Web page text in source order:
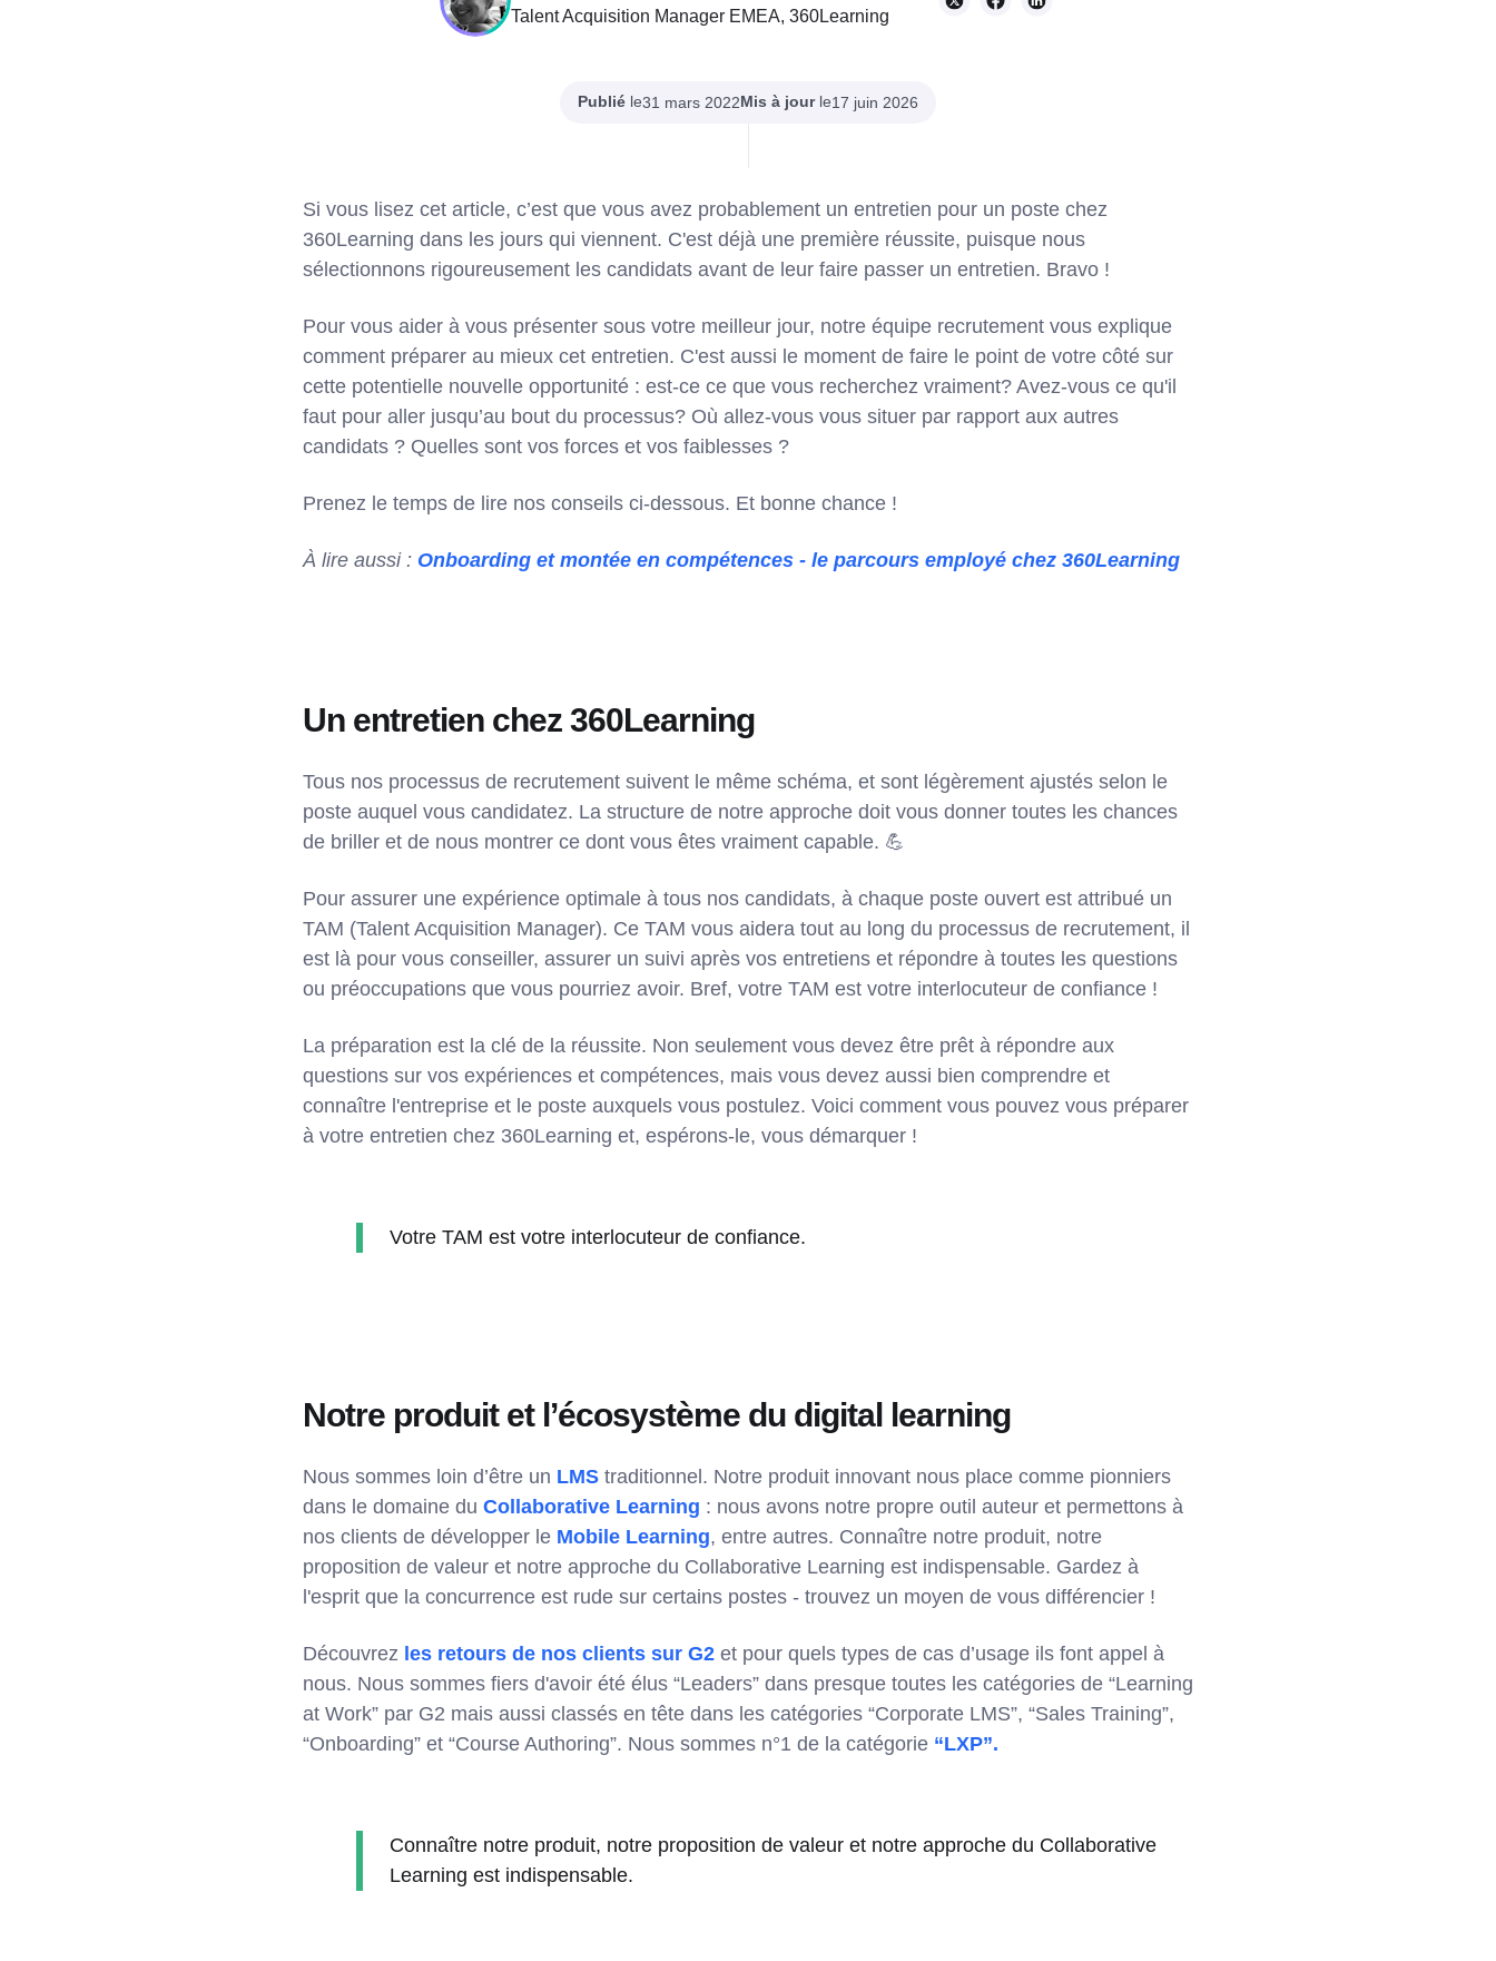
Talent Acquisition Manager EMEA, 360Learning
Publié le31 mars 2022Mis à jourle17 juin 2026
Si vous lisez cet article, c’est que vous avez probablement un entretien pour un poste chez
360Learning dans les jours qui viennent. C'est déjà une première réussite, puisque nous
sélectionnons rigoureusement les candidats avant de leur faire passer un entretien. Bravo !
Pour vous aider à vous présenter sous votre meilleur jour, notre équipe recrutement vous explique
comment préparer au mieux cet entretien. C'est aussi le moment de faire le point de votre côté sur
cette potentielle nouvelle opportunité : est-ce ce que vous recherchez vraiment? Avez-vous ce qu'il
faut pour aller jusqu’au bout du processus? Où allez-vous vous situer par rapport aux autres
candidats ? Quelles sont vos forces et vos faiblesses ?
Prenez le temps de lire nos conseils ci-dessous. Et bonne chance !
À lire aussi : Onboarding et montée en compétences - le parcours employé chez 360Learning
Un entretien chez 360Learning
Tous nos processus de recrutement suivent le même schéma, et sont légèrement ajustés selon le
poste auquel vous candidatez. La structure de notre approche doit vous donner toutes les chances
de briller et de nous montrer ce dont vous êtes vraiment capable. 💪
Pour assurer une expérience optimale à tous nos candidats, à chaque poste ouvert est attribué un
TAM (Talent Acquisition Manager). Ce TAM vous aidera tout au long du processus de recrutement, il
est là pour vous conseiller, assurer un suivi après vos entretiens et répondre à toutes les questions
ou préoccupations que vous pourriez avoir. Bref, votre TAM est votre interlocuteur de confiance !
La préparation est la clé de la réussite. Non seulement vous devez être prêt à répondre aux
questions sur vos expériences et compétences, mais vous devez aussi bien comprendre et
connaître l'entreprise et le poste auxquels vous postulez. Voici comment vous pouvez vous préparer
à votre entretien chez 360Learning et, espérons-le, vous démarquer !
Votre TAM est votre interlocuteur de confiance.
Notre produit et l’écosystème du digital learning
Nous sommes loin d’être un LMS traditionnel. Notre produit innovant nous place comme pionniers
dans le domaine du Collaborative Learning : nous avons notre propre outil auteur et permettons à
nos clients de développer le Mobile Learning, entre autres. Connaître notre produit, notre
proposition de valeur et notre approche du Collaborative Learning est indispensable. Gardez à
l'esprit que la concurrence est rude sur certains postes - trouvez un moyen de vous différencier !
Découvrez les retours de nos clients sur G2 et pour quels types de cas d’usage ils font appel à
nous. Nous sommes fiers d'avoir été élus “Leaders” dans presque toutes les catégories de “Learning
at Work” par G2 mais aussi classés en tête dans les catégories “Corporate LMS”, “Sales Training”,
“Onboarding” et “Course Authoring”. Nous sommes n°1 de la catégorie “LXP”.
Connaître notre produit, notre proposition de valeur et notre approche du Collaborative
Learning est indispensable.